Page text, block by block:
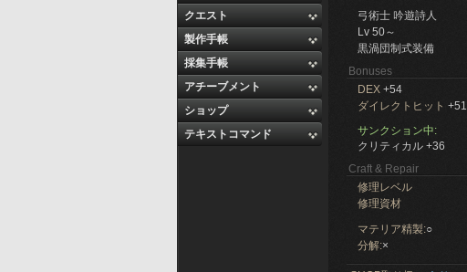
クエスト
製作手帳
採集手帳
アチーブメント
ショップ
テキストコマンド
弓術士 吟遊詩人
Lv 50～
黒渦団制式装備
Bonuses
DEX +54
ダイレクトヒット +51
サンクション中:
クリティカル +36
Craft & Repair
修理レベル
修理資材
マテリア精製:○
分解:×